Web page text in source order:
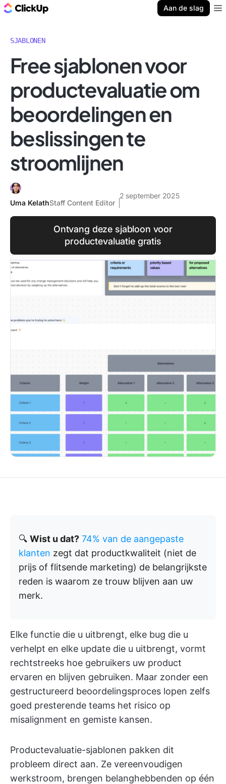
Aan de slag
SJABLONEN
Free sjablonen voor
productevaluatie om
beoordelingen en
beslissingen te
stroomlijnen
Uma KelathStaff Content Editor
2 september 2025
Ontvang deze sjabloon voor
productevaluatie gratis
🔍 Wist u dat? 74% van de aangepaste
klanten zegt dat productkwaliteit (niet de
prijs of flitsende marketing) de belangrijkste
reden is waarom ze trouw blijven aan uw
merk.
Elke functie die u uitbrengt, elke bug die u
verhelpt en elke update die u uitbrengt, vormt
rechtstreeks hoe gebruikers uw product
ervaren en blijven gebruiken. Maar zonder een
gestructureerd beoordelingsproces lopen zelfs
goed presterende teams het risico op
misalignment en gemiste kansen.
Productevaluatie-sjablonen pakken dit
probleem direct aan. Ze vereenvoudigen
werkstroom, brengen belanghebbenden op één